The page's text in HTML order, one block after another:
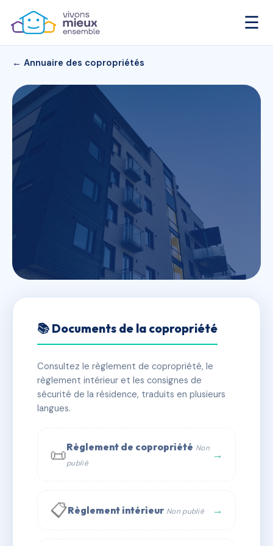
☰
← Annuaire des copropriétés
16 RUE DE STEINKERQUE
✓ Immatriculée 🏠 46 lots 🏗 1 bâtiment(s)
📞 Contacter Syndic Digital
📚 Documents de la copropriété
Consultez le règlement de copropriété, le
règlement intérieur et les consignes de
sécurité de la résidence, traduits en plusieurs
langues.
📜Règlement de copropriété Non
publié
→
📋Règlement intérieur Non publié →